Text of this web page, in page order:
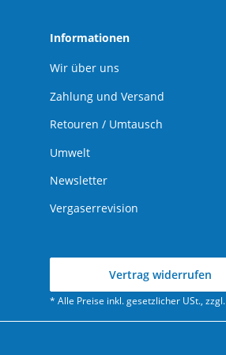
Informationen
Wir über uns
Zahlung und Versand
Retouren / Umtausch
Umwelt
Newsletter
Vergaserrevision
Vertrag widerrufen
* Alle Preise inkl. gesetzlicher USt., zzgl.